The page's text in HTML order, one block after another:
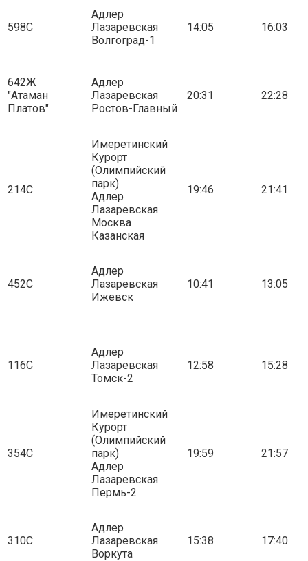
598С
Адлер
Лазаревская
Волгоград-1
14:05 16:03
642Ж
"Атаман
Платов"
Адлер
Лазаревская
Ростов-Главный
20:31 22:28
214С
Имеретинский
Курорт
(Олимпийский
парк)
Адлер
Лазаревская
Москва
Казанская
19:46 21:41
452С
Адлер
Лазаревская
Ижевск
10:41 13:05
116С
Адлер
Лазаревская
Томск-2
12:58 15:28
354С
Имеретинский
Курорт
(Олимпийский
парк)
Адлер
Лазаревская
Пермь-2
19:59 21:57
310С
Адлер
Лазаревская
Воркута
15:38 17:40